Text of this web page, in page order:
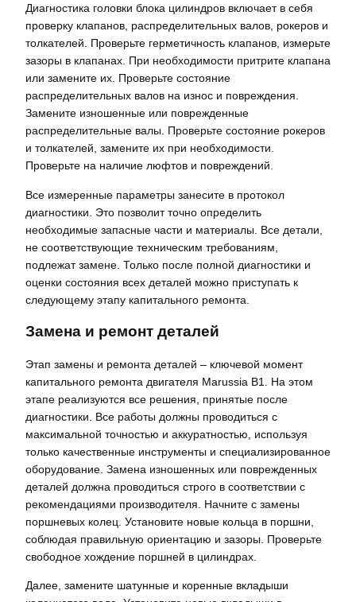
Диагностика головки блока цилиндров включает в себя
проверку клапанов, распределительных валов, рокеров и
толкателей. Проверьте герметичность клапанов, измерьте
зазоры в клапанах. При необходимости притрите клапана
или замените их. Проверьте состояние
распределительных валов на износ и повреждения.
Замените изношенные или поврежденные
распределительные валы. Проверьте состояние рокеров
и толкателей, замените их при необходимости.
Проверьте на наличие люфтов и повреждений.
Все измеренные параметры занесите в протокол
диагностики. Это позволит точно определить
необходимые запасные части и материалы. Все детали,
не соответствующие техническим требованиям,
подлежат замене. Только после полной диагностики и
оценки состояния всех деталей можно приступать к
следующему этапу капитального ремонта.
Замена и ремонт деталей
Этап замены и ремонта деталей – ключевой момент
капитального ремонта двигателя Marussia B1. На этом
этапе реализуются все решения, принятые после
диагностики. Все работы должны проводиться с
максимальной точностью и аккуратностью, используя
только качественные инструменты и специализированное
оборудование. Замена изношенных или поврежденных
деталей должна проводиться строго в соответствии с
рекомендациями производителя. Начните с замены
поршневых колец. Установите новые кольца в поршни,
соблюдая правильную ориентацию и зазоры. Проверьте
свободное хождение поршней в цилиндрах.
Далее, замените шатунные и коренные вкладыши